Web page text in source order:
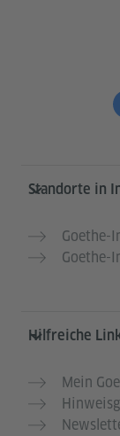
Service-
Standorte in
Goethe-
Goethe-
Hilfreiche
Mein